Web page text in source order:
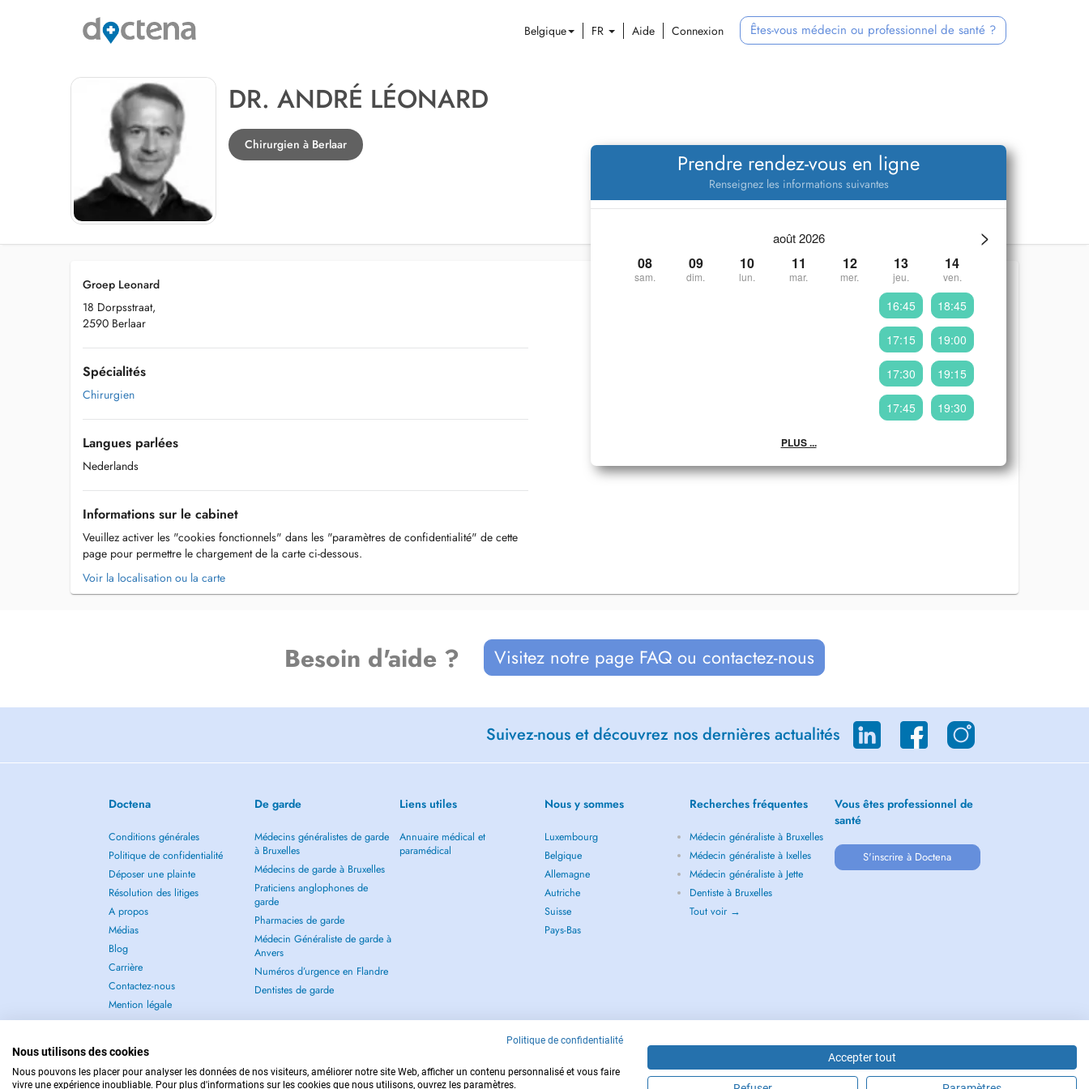
Belgique FR Aide Connexion Êtes-vous médecin ou professionnel de santé ?
DR. ANDRÉ LÉONARD
Chirurgien à Berlaar
Prendre rendez-vous en ligne
Renseignez les informations suivantes
>
août 2026
08
sam.
09
dim.
10
lun.
11
mar.
12
mer.
13
jeu.
14
ven.
16:45
17:15
17:30
17:45
18:45
19:00
19:15
19:30
PLUS ...
Groep Leonard
18 Dorpsstraat,
2590 Berlaar
Spécialités
Chirurgien
Langues parlées
Nederlands
Informations sur le cabinet
Veuillez activer les "cookies fonctionnels" dans les "paramètres de confidentialité" de cette
page pour permettre le chargement de la carte ci-dessous.
Voir la localisation ou la carte
Besoin d'aide ? Visitez notre page FAQ ou contactez-nous
Suivez-nous et découvrez nos dernières actualités
Doctena
Conditions générales
Politique de confidentialité
Déposer une plainte
Résolution des litiges
A propos
Médias
Blog
Carrière
Contactez-nous
Mention légale
De garde
Médecins généralistes de garde
à Bruxelles
Médecins de garde à Bruxelles
Praticiens anglophones de
garde
Pharmacies de garde
Médecin Généraliste de garde à
Anvers
Numéros d’urgence en Flandre
Dentistes de garde
Liens utiles
Annuaire médical et
paramédical
Nous y sommes
Luxembourg
Belgique
Allemagne
Autriche
Suisse
Pays-Bas
Recherches fréquentes
Médecin généraliste à Bruxelles
Médecin généraliste à Ixelles
Médecin généraliste à Jette
Dentiste à Bruxelles
Tout voir →
Vous êtes professionnel de
santé
S'inscrire à Doctena
Politique de confidentialité
Nous utilisons des cookies
Nous pouvons les placer pour analyser les données de nos visiteurs, améliorer notre site Web, afficher un contenu personnalisé et vous faire
vivre une expérience inoubliable. Pour plus d'informations sur les cookies que nous utilisons, ouvrez les paramètres.
Accepter tout